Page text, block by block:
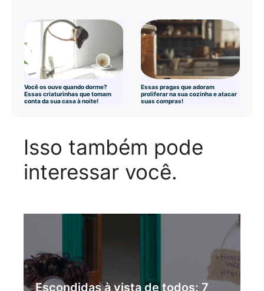
Você os ouve quando dorme?
Essas criaturinhas que tomam
conta da sua casa à noite!
Essas pragas que adoram
proliferar na sua cozinha e atacar
suas compras!
Isso também pode
interessar você.
Escondidas à vista de todos: 7